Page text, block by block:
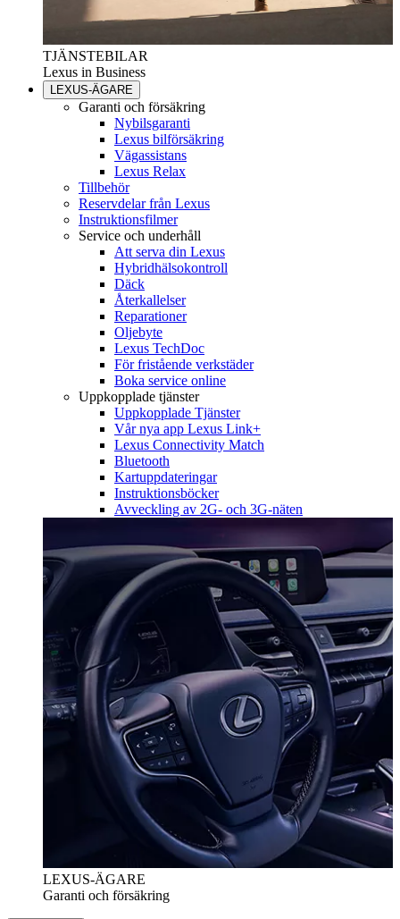
TJÄNSTEBILAR
Lexus in Business
LEXUS-ÄGARE
Garanti och försäkring
Nybilsgaranti
Lexus bilförsäkring
Vägassistans
Lexus Relax
Tillbehör
Reservdelar från Lexus
Instruktionsfilmer
Service och underhåll
Att serva din Lexus
Hybridhälsokontroll
Däck
Återkallelser
Reparationer
Oljebyte
Lexus TechDoc
För fristående verkstäder
Boka service online
Uppkopplade tjänster
Uppkopplade Tjänster
Vår nya app Lexus Link+
Lexus Connectivity Match
Bluetooth
Kartuppdateringar
Instruktionsböcker
Avveckling av 2G- och 3G-näten
LEXUS-ÄGARE
Garanti och försäkring